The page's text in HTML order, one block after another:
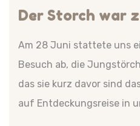
Der Storch war
Am 28 Juni stattete uns
Besuch ab, die
das sie kurz davor sind
auf Entdeckungsreise in